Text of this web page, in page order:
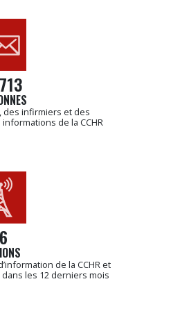
des infirmiers et des
de la CCHR
de la CCHR et
les 12 derniers mois